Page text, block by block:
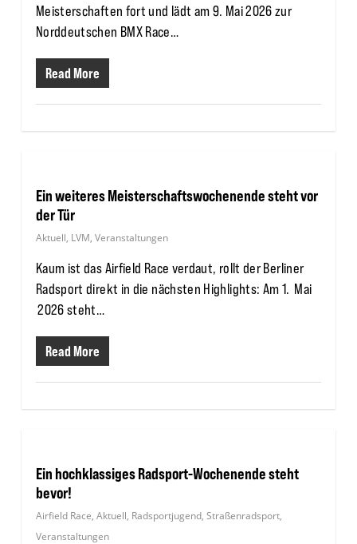
Meisterschaften fort und lädt am 9. Mai 2026 zur
Norddeutschen BMX Race…
Read More
Ein weiteres Meisterschaftswochenende steht vor
der Tür
Aktuell, LVM, Veranstaltungen
Kaum ist das Airfield Race verdaut, rollt der Berliner
Radsport direkt in die nächsten Highlights: Am 1. Mai
2026 steht…
Read More
Ein hochklassiges Radsport-Wochenende steht
bevor!
Airfield Race, Aktuell, Radsportjugend, Straßenradsport,
Veranstaltungen